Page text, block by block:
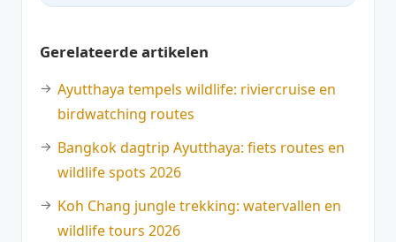
Gerelateerde artikelen
Ayutthaya tempels wildlife: riviercruise en
birdwatching routes
Bangkok dagtrip Ayutthaya: fiets routes en
wildlife spots 2026
Koh Chang jungle trekking: watervallen en
wildlife tours 2026